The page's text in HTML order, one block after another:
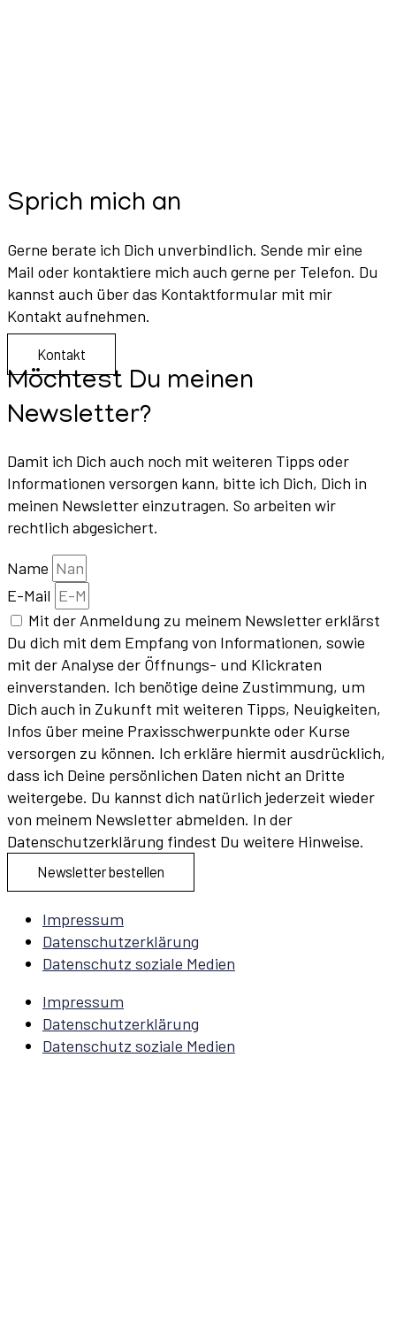
Sprich mich an
Gerne berate ich Dich unverbindlich. Sende mir eine
Mail oder kontaktiere mich auch gerne per Telefon. Du
kannst auch über das Kontaktformular mit mir
Kontakt aufnehmen.
Kontakt
Möchtest Du meinen
Newsletter?
Damit ich Dich auch noch mit weiteren Tipps oder
Informationen versorgen kann, bitte ich Dich, Dich in
meinen Newsletter einzutragen. So arbeiten wir
rechtlich abgesichert.
Name
E-Mail
Mit der Anmeldung zu meinem Newsletter erklärst
Du dich mit dem Empfang von Informationen, sowie
mit der Analyse der Öffnungs- und Klickraten
einverstanden. Ich benötige deine Zustimmung, um
Dich auch in Zukunft mit weiteren Tipps, Neuigkeiten,
Infos über meine Praxisschwerpunkte oder Kurse
versorgen zu können. Ich erkläre hiermit ausdrücklich,
dass ich Deine persönlichen Daten nicht an Dritte
weitergebe. Du kannst dich natürlich jederzeit wieder
von meinem Newsletter abmelden. In der
Datenschutzerklärung findest Du weitere Hinweise.
Newsletter bestellen
Impressum
Datenschutzerklärung
Datenschutz soziale Medien
Impressum
Datenschutzerklärung
Datenschutz soziale Medien